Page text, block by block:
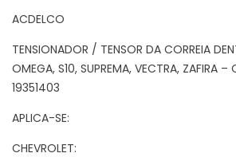
ACDELCO
TENSIONADOR / TENSOR DA CORREIA
OMEGA, S10, SUPREMA, VECTRA, ZAFIRA
19351403
APLICA-SE:
CHEVROLET: